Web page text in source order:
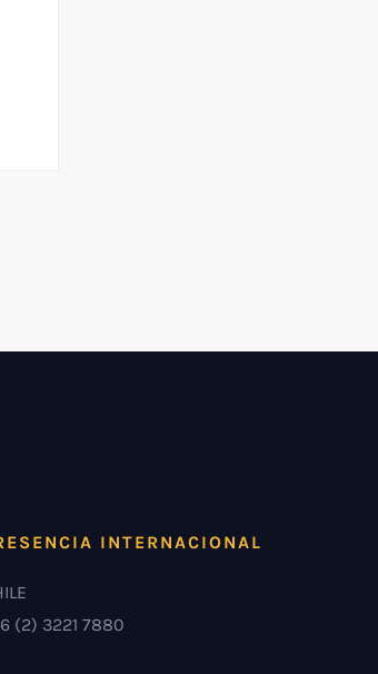
INTERNACIONAL
(2) 3221 7880